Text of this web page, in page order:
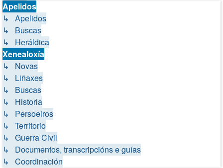
Apelidos
↳ Apelidos
↳ Buscas
↳ Heráldica
Xenealoxía
↳ Novas
↳ Liñaxes
↳ Buscas
↳ Historia
↳ Persoeiros
↳ Territorio
↳ Guerra Civil
↳ Documentos, transcripcións e guías
↳ Coordinación